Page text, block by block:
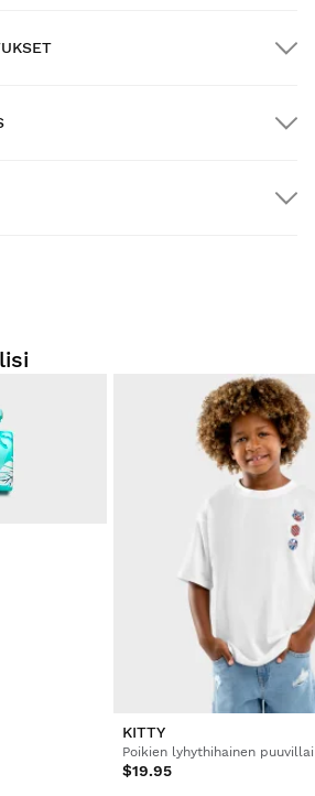
yli $300.00:n tilauksiin
mukavasti kotona. Sinulla on 30
alkaen tehdä palautusilmoitus.
palauttaa tuotteen tilauksestasi
Alkaen $9.95
KITTY
Poikien lyhythihainen
$19.95